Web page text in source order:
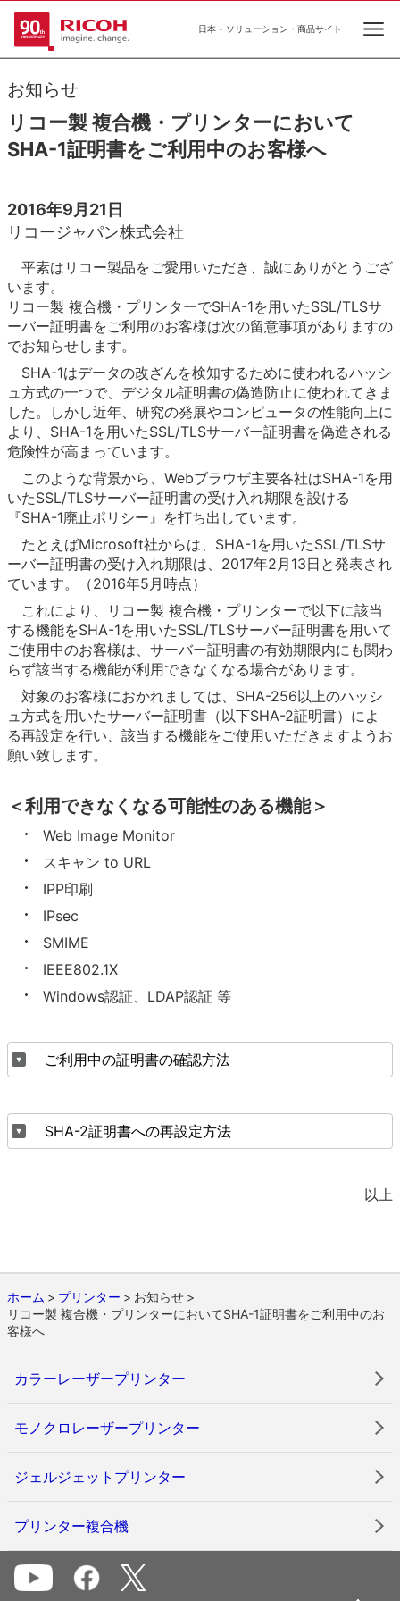
日本 - ソリューション・商品サイト
お知らせ
リコー製 複合機・プリンターにおいて
SHA-1証明書をご利用中のお客様へ
2016年9月21日
リコージャパン株式会社
平素はリコー製品をご愛用いただき、誠にありがとうござ
います。
リコー製 複合機・プリンターでSHA-1を用いたSSL/TLSサ
ーバー証明書をご利用のお客様は次の留意事項がありますの
でお知らせします。
SHA-1はデータの改ざんを検知するために使われるハッシ
ュ方式の一つで、デジタル証明書の偽造防止に使われてきま
した。しかし近年、研究の発展やコンピュータの性能向上に
より、SHA-1を用いたSSL/TLSサーバー証明書を偽造される
危険性が高まっています。
このような背景から、Webブラウザ主要各社はSHA-1を用
いたSSL/TLSサーバー証明書の受け入れ期限を設ける
『SHA-1廃止ポリシー』を打ち出しています。
たとえばMicrosoft社からは、SHA-1を用いたSSL/TLSサ
ーバー証明書の受け入れ期限は、2017年2月13日と発表され
ています。（2016年5月時点）
これにより、リコー製 複合機・プリンターで以下に該当
する機能をSHA-1を用いたSSL/TLSサーバー証明書を用いて
ご使用中のお客様は、サーバー証明書の有効期限内にも関わ
らず該当する機能が利用できなくなる場合があります。
対象のお客様におかれましては、SHA-256以上のハッシ
ュ方式を用いたサーバー証明書（以下SHA-2証明書）によ
る再設定を行い、該当する機能をご使用いただきますようお
願い致します。
＜利用できなくなる可能性のある機能＞
Web Image Monitor
スキャン to URL
IPP印刷
IPsec
SMIME
IEEE802.1X
Windows認証、LDAP認証 等
ご利用中の証明書の確認方法
SHA-2証明書への再設定方法
以上
ホーム プリンター
お知らせ
リコー製 複合機・プリンターにおいてSHA-1証明書をご利用中のお
客様へ
カラーレーザープリンター
モノクロレーザープリンター
ジェルジェットプリンター
プリンター複合機